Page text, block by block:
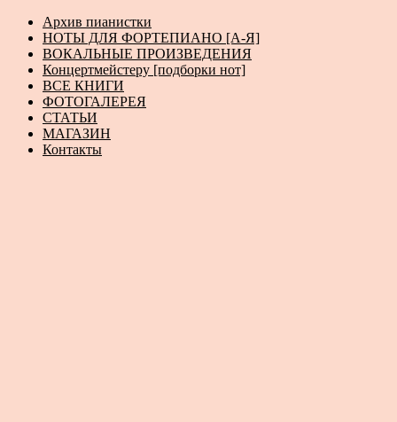
Архив пианистки
НОТЫ ДЛЯ ФОРТЕПИАНО [А-Я]
ВОКАЛЬНЫЕ ПРОИЗВЕДЕНИЯ
Концертмейстеру [подборки нот]
ВСЕ КНИГИ
ФОТОГАЛЕРЕЯ
СТАТЬИ
МАГАЗИН
Контакты